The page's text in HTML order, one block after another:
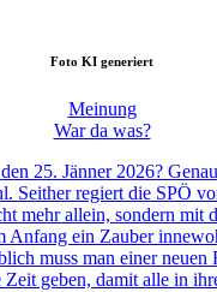
Foto KI generiert
Meinung
War da was?
25. Jänner 2026?
Seither regiert die SPÖ
mehr allein, sondern mit
Anfang ein Zauber
muss man einer neuen
Zeit geben, damit alle in